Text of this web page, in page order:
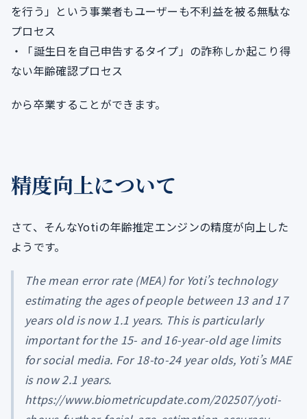
を行う」という事業者もユーザーも不利益を被る無駄な
プロセス
・「誕生日を自己申告するタイプ」の詐称しか起こり得
ない年齢確認プロセス
から卒業することができます。
精度向上について
さて、そんなYotiの年齢推定エンジンの精度が向上した
ようです。
The mean error rate (MEA) for Yoti’s technology
estimating the ages of people between 13 and 17
years old is now 1.1 years. This is particularly
important for the 15- and 16-year-old age limits
for social media. For 18-to-24 year olds, Yoti’s MAE
is now 2.1 years.
https://www.biometricupdate.com/202507/yoti-